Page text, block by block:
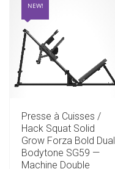
NEW!
Presse à Cuisses /
Hack Squat Solid
Grow Forza Bold Dual
Bodytone SG59 —
Machine Double